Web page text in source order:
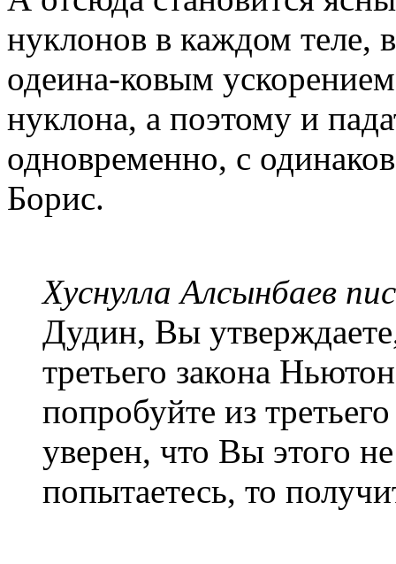
нуклонов в каждом теле,
одеина-ковым
нуклона, а поэтому и
одновременно, с
Борис.
Хуснулла Алсынбаев
Дудин, Вы
третьего закона
попробуйте из
уверен, что Вы этого
попытаетесь, то